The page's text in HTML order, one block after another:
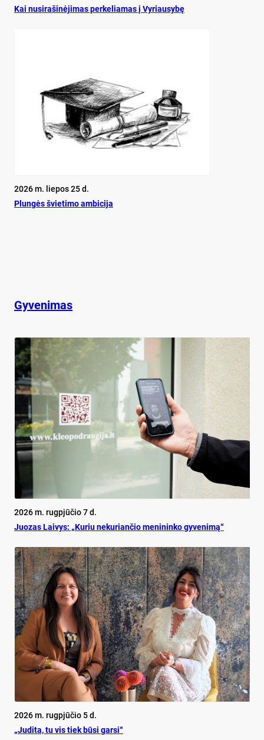
Kai nu­si­ra­ši­nė­ji­mas per­ke­lia­mas į Vy­riau­sy­bę
2026 m. liepos 25 d.
Plun­gės švie­ti­mo am­bi­ci­ja
Gyvenimas
2026 m. rugpjūčio 7 d.
Juo­zas Lai­vys: „Ku­riu ne­ku­rian­čio me­ni­nin­ko gy­ve­ni­mą“
2026 m. rugpjūčio 5 d.
„Judita, tu vis tiek būsi garsi“